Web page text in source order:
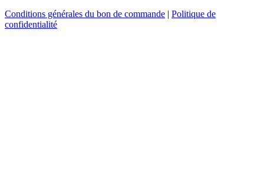
Conditions générales du bon de commande | Politique de
confidentialité